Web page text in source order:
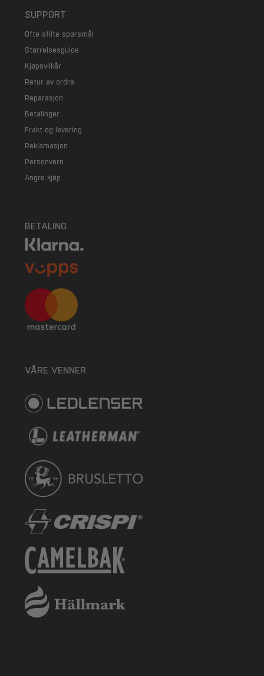
SUPPORT
Ofte stilte spørsmål
Størrelsesguide
Kjøpsvilkår
Retur av ordre
Reparasjon
Betalinger
Frakt og levering
Reklamasjon
Personvern
Angre kjøp
BETALING
VÅRE VENNER